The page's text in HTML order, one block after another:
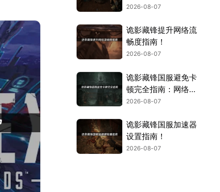
决方案！
2026-08-07
诡影藏锋提升网络流
畅度指南！
2026-08-07
诡影藏锋国服避免卡
顿完全指南：网络优
化与解决技巧！
2026-08-07
诡影藏锋国服加速器
设置指南！
2026-08-07